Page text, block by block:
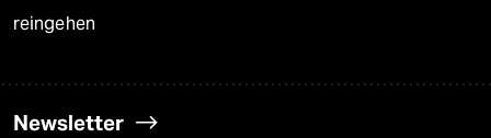
reingehen
Newsletter